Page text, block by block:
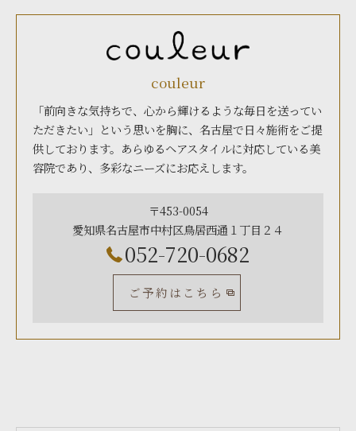
couleur
「前向きな気持ちで、心から輝けるような毎日を送ってい
ただきたい」という思いを胸に、名古屋で日々施術をご提
供しております。あらゆるヘアスタイルに対応している美
容院であり、多彩なニーズにお応えします。
〒453-0054
愛知県名古屋市中村区鳥居西通１丁目２４
052-720-0682
ご予約はこちら